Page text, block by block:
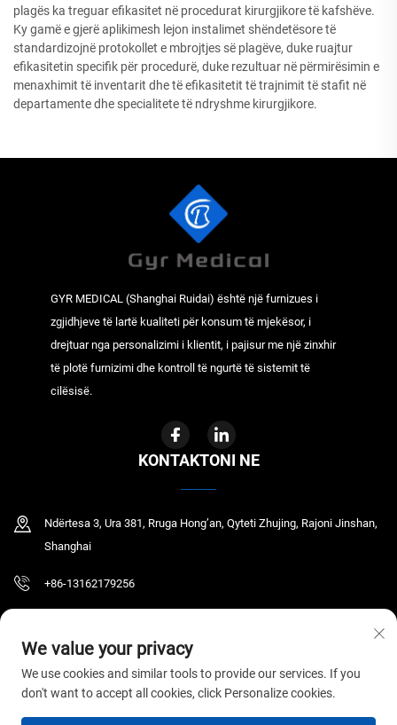
plagës ka treguar efikasitet në procedurat kirurgjikore të kafshëve.
Ky gamë e gjerë aplikimesh lejon instalimet shëndetësore të
standardizojnë protokollet e mbrojtjes së plagëve, duke ruajtur
efikasitetin specifik për procedurë, duke rezultuar në përmirësimin e
menaxhimit të inventarit dhe të efikasitetit të trajnimit të stafit në
departamente dhe specialitete të ndryshme kirurgjikore.
GYR MEDICAL (Shanghai Ruidai) është një furnizues i
zgjidhjeve të lartë kualiteti për konsum të mjekësor, i
drejtuar nga personalizimi i klientit, i pajisur me një zinxhir
të plotë furnizimi dhe kontroll të ngurtë të sistemit të
cilësisë.
KONTAKTONI NE
Ndërtesa 3, Ura 381, Rruga Hong’an, Qyteti Zhujing, Rajoni Jinshan,
Shanghai
+86-13162179256
Të drejtat e autorizimit © 2026 GYR MEDICAL CO.,LTD. Të gjitha të drejtat janë të
rezervuara. Politika e Privatësisë
We value your privacy
We use cookies and similar tools to provide our services. If you
don't want to accept all cookies, click Personalize cookies.